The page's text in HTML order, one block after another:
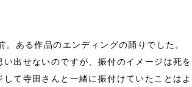
ある作品のエンディングの踊りでした。
出せないのですが、振付のイメージは死
て寺田さんと一緒に振付けていたことは